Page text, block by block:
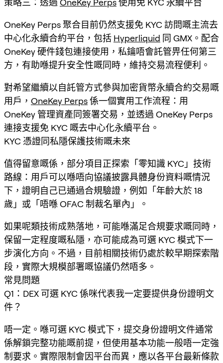
策略三：透過 OneKey Perps使用免 KYC 永續平台
OneKey Perps 聚合目前仍然支援免 KYC 訪問嘅主流去
中心化永續合約平台，包括 Hyperliquid 同 GMX。配合
OneKey 硬件錢包連接使用，私鑰唔會託管畀任何第三
方，有助喺提升安全性嘅同時，維持交易流程便利。
對希望繼續以自託管方式參與加密貨幣永續合約交易嘅
用戶， OneKey Perps係一個實用工作流程：用
OneKey 管理資產同簽署交易，並透過 OneKey Perps
連接支援免 KYC 嘅去中心化永續平台。
KYC 憑證同私隱保護技術嘅未來
值得留意嘅係，部分項目正探索「零知識 KYC」技術
路線：用戶可以喺唔向協議披露具體身份資料嘅情況
下，證明自己已通過合規驗證，例如「年齡大於 18
歲」或「唔喺 OFAC 制裁名單內」。
如果呢類技術成熟落地，可能喺滿足合規要求嘅同時，
保留一定程度嘅私隱，亦可能成為可選 KYC 模式下一
步演化方向。不過，目前相關技術仍處於較早期探索階
段，實際大規模部署嘅協議仍然唔多。
常見問題
Q1：DEX 可選 KYC 係咪代表我一定要提供身份證明文
件？
唔一定。喺可選 KYC 模式下，提交身份證明文件通常
係解鎖完整功能嘅前提，但使用基本功能一般唔一定強
制要求。實際限制會因平台而異，應以各平台最新條款